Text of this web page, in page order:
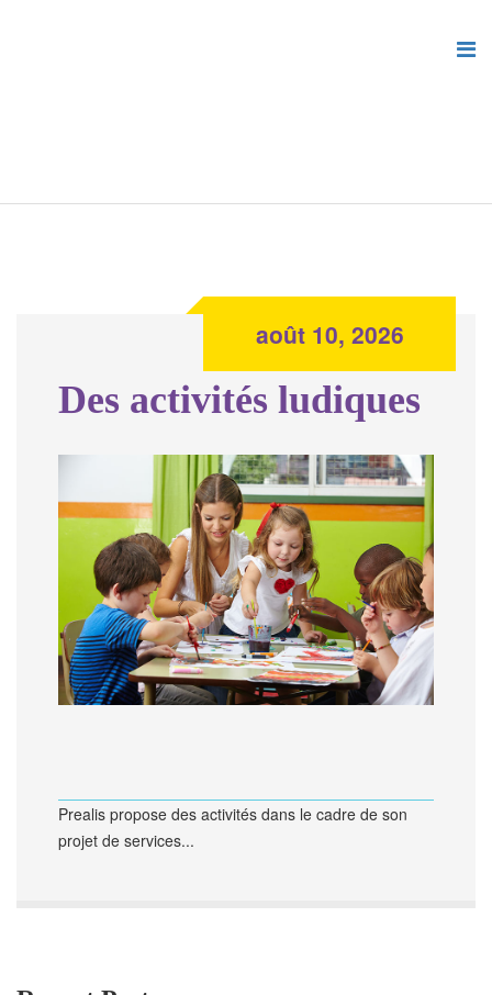
Des activités ludiques
août 10, 2026
Prealis propose des activités dans le cadre de son
projet de services...